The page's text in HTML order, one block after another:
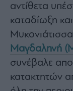
Yachts
Table
For
Two
αντίθετα
καταδίωξη
Μαγδαληνή
συνέβαλε
κατακτητών